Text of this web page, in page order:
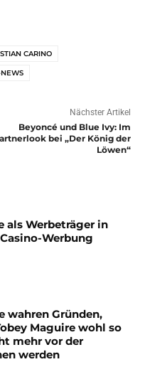
CARINO
Nächster Artikel
Beyoncé und Blue Ivy: Im
bei „Der König der
Löwen“
als Werbeträger in
Werbung
wahren Gründen,
Maguire wohl so
mehr vor der
werden